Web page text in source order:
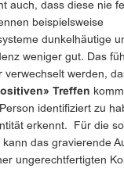
auch, dass diese nie
beispielsweise
dunkelhäutige
weniger gut. Das
verwechselt werden,
Treffen
identifiziert zu
erkennt. Für die
das gravierende
ungerechtfertigten